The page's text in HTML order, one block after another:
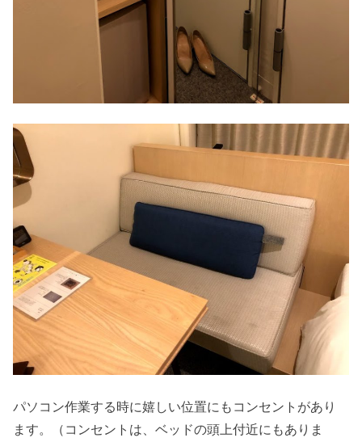
パソコン作業する時に嬉しい位置にもコンセントがあり
ます。（コンセントは、ベッドの頭上付近にもありま